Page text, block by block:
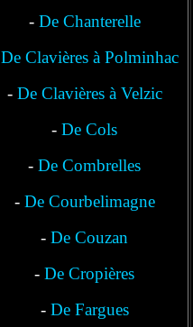
- De Chanterelle
De Clavières à Polminhac
- De Clavières à Velzic
-De Cols
-De Combrelles
- De Courbelimagne
-De Couzan
-De Cropières
- De Fargues